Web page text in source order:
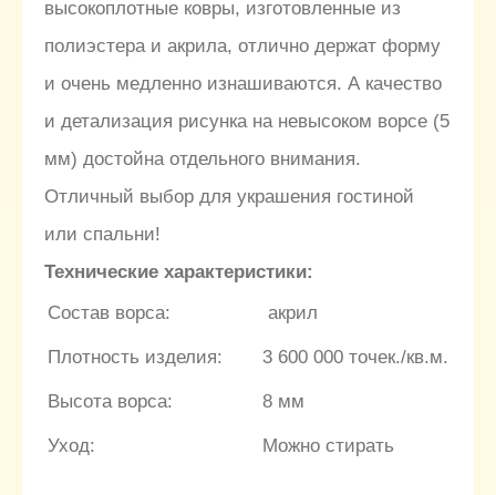
высокоплотные ковры, изготовленные из
полиэстера и акрила, отлично держат форму
и очень медленно изнашиваются. А качество
и детализация рисунка на невысоком ворсе (5
мм) достойна отдельного внимания.
Отличный выбор для украшения гостиной
или спальни!
Технические характеристики:
Состав ворса:
акрил
Плотность изделия:
3 600 000 точек./кв.м.
Высота ворса:
8 мм
Уход:
Можно стирать